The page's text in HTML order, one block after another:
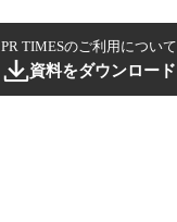
PR TIMESのご利用について
資料をダウンロード